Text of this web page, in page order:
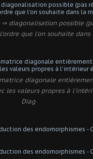
diagonalisation possible
que l'on souhaite
diagonale
les valeurs propres à
Diag